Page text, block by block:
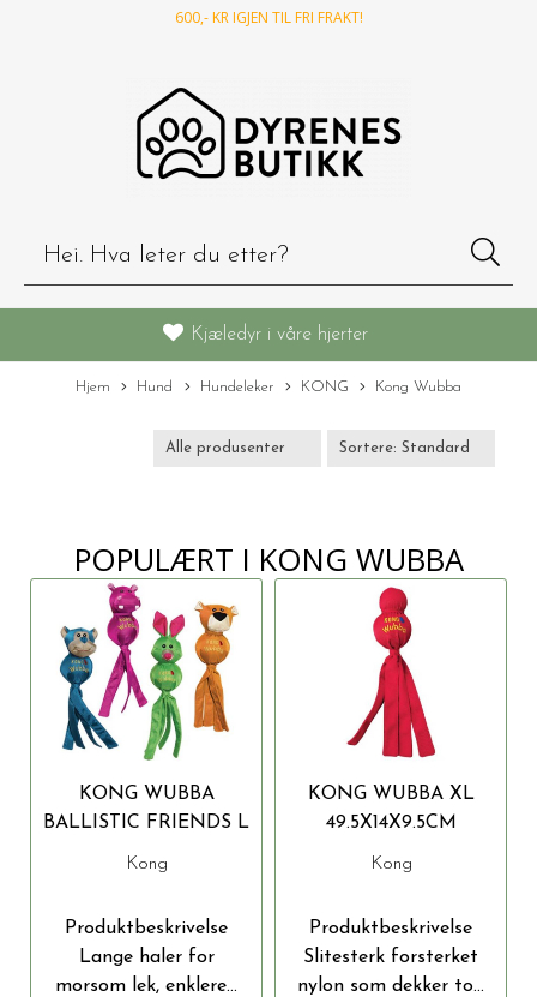
600,- KR IGJEN TIL FRI FRAKT!
Kjæledyr i våre hjerter
Hjem Hund Hundeleker KONG Kong Wubba
POPULÆRT I KONG WUBBA
KONG WUBBA
BALLISTIC FRIENDS L
42X11X11.5CM
Kong
Produktbeskrivelse
Lange haler for
morsom lek, enklere...
KONG WUBBA XL
49.5X14X9.5CM
Kong
Produktbeskrivelse
Slitesterk forsterket
nylon som dekker to...